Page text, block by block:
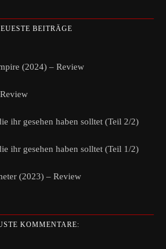
BEITRÄGE
(2024) – Review
ihr gesehen haben solltet (Teil 2/2)
ihr gesehen haben solltet (Teil 1/2)
(2023) – Review
KOMMENTARE: